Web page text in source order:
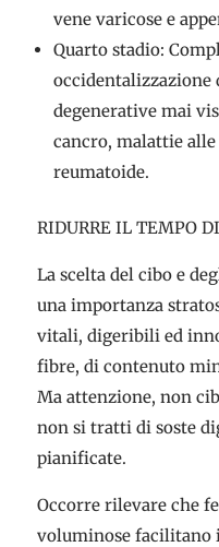
vene varicose e
Quarto stadio:
occidentalizzazione
degenerative mai
cancro, malattie
reumatoide.
RIDURRE IL TEMPO
La scelta del cibo e
una importanza
vitali, digeribili ed
fibre, di contenuto
Ma attenzione, non
non si tratti di soste
pianificate.
Occorre rilevare che
voluminose facilitano